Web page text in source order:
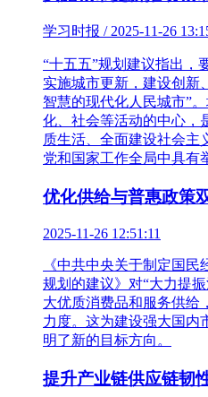
学习时报 / 2025-11-26
“十五五”规划建议指出，
实施城市更新，建设创新
智慧的现代化人民城市”
化、社会等活动的中心，
质生活、全面建设社会主
党和国家工作全局中具有
优化供给与普惠政策
2025-11-26 12:51:11
《中共中央关于制定国
规划的建议》对“大力提
大优质消费品和服务供给
力度。这为建设强大国内
明了新的目标方向。
提升产业链供应链韧